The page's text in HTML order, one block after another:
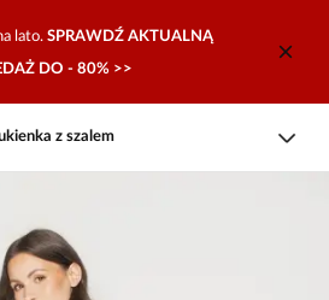
lato. SPRAWDŹ AKTUALNĄ
DO - 80% >>
z szalem